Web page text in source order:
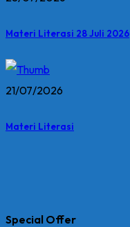
Materi Literasi 28 Juli 2026
21/07/2026
Materi Literasi
Special Offer